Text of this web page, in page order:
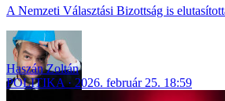
A Nemzeti Választási Bizottság is
Haszán Zoltán
POLITIKA
2026. február 25. 18:59